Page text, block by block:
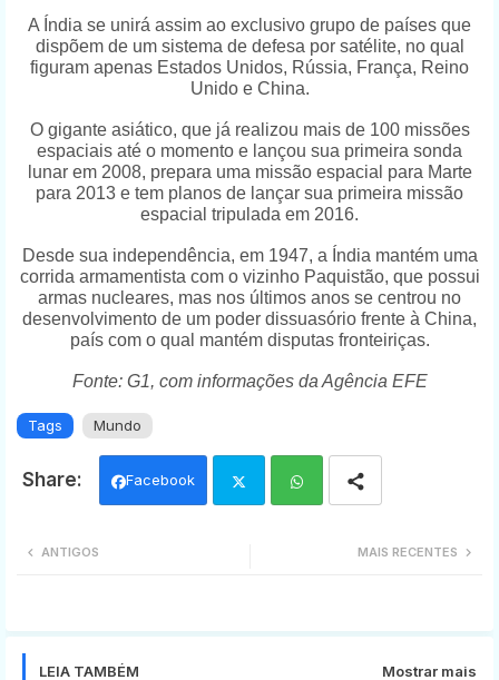
A Índia se unirá assim ao exclusivo grupo de países que
dispõem de um sistema de defesa por satélite, no qual
figuram apenas Estados Unidos, Rússia, França, Reino
Unido e China.
O gigante asiático, que já realizou mais de 100 missões
espaciais até o momento e lançou sua primeira sonda
lunar em 2008, prepara uma missão espacial para Marte
para 2013 e tem planos de lançar sua primeira missão
espacial tripulada em 2016.
Desde sua independência, em 1947, a Índia mantém uma
corrida armamentista com o vizinho Paquistão, que possui
armas nucleares, mas nos últimos anos se centrou no
desenvolvimento de um poder dissuasório frente à China,
país com o qual mantém disputas fronteiriças.
Fonte: G1, com informações da Agência EFE
Tags Mundo
Facebook
MAIS RECENTES
ANTIGOS
LEIA TAMBÉM Mostrar mais